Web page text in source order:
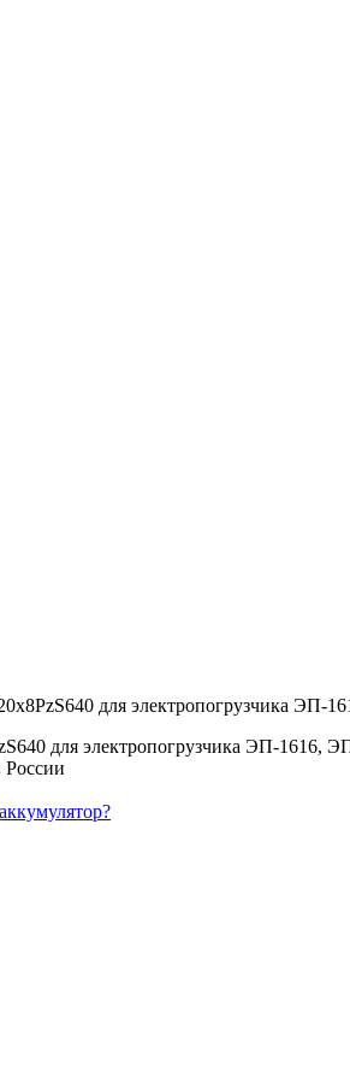
для электропогрузчика ЭП-
для электропогрузчика ЭП-1616,